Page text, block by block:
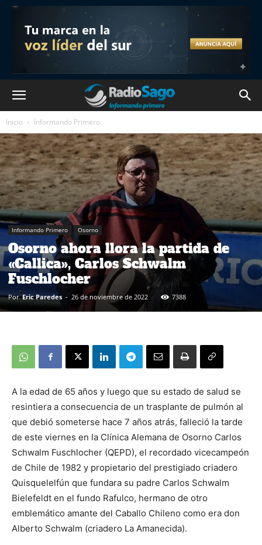
Inicio Informando Primero
Informando Primero Osorno
Osorno ahora llora la partida de
«Callica», Carlos Schwalm
Fuschlocher
Por Eric Paredes - 26 de noviembre de 2022 7388
A la edad de 65 años y luego que su estado de salud se
resintiera a consecuencia de un trasplante de pulmón al
que debió someterse hace 7 años atrás, falleció la tarde
de este viernes en la Clínica Alemana de Osorno Carlos
Schwalm Fuschlocher (QEPD), el recordado vicecampeón
de Chile de 1982 y propietario del prestigiado criadero
Quisquelelfún que fundara su padre Carlos Schwalm
Bielefeldt en el fundo Rafulco, hermano de otro
emblemático amante del Caballo Chileno como era don
Alberto Schwalm (criadero La Amanecida).